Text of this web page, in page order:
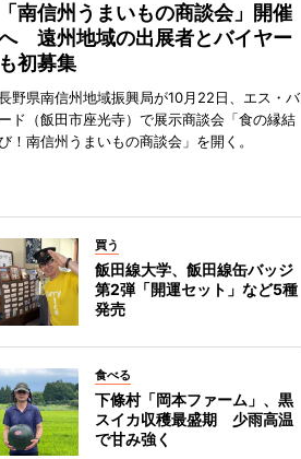
「南信州うまいもの商談会」開催
遠州地域の出展者とバイヤー
も初募集
野県南信州地域振興局が10月22日、エス・バ
ード（飯田市座光寺）で展示商談会「食の縁結
！南信州うまいもの商談会」を開く。
買う
飯田線大学、飯田線缶バッジ
第2弾「開運セット」など5種
発売
食べる
下條村「岡本ファーム」、黒
スイカ収穫最盛期 少雨高温
で甘み強く